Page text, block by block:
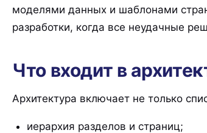
моделями данных и шаблонами
разработки, когда все неудачные
Что входит в
Архитектура включает не только
иерархия разделов и страниц;